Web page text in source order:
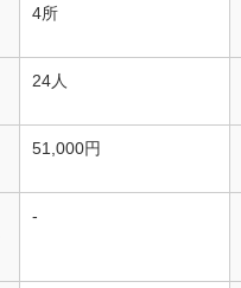
4所
24人
51,000円
-